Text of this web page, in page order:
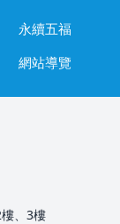
永續五福
網站導覽
、3樓